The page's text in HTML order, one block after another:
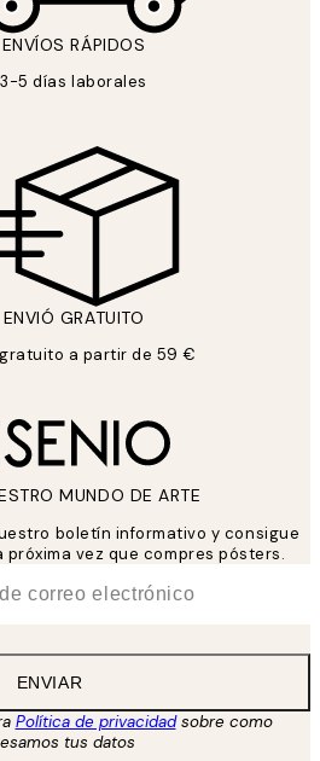
ENVÍOS RÁPIDOS
3-5 días laborales
ENVIÓ GRATUITO
a partir de 59 €
MUNDO DE ARTE
boletín informativo y consigue
próxima vez que compres pósters.
ENVIAR
Política de privacidadsobre como
tus datos